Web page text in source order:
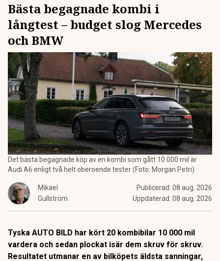
Bästa begagnade kombi i
långtest – budget slog Mercedes
och BMW
Det bästa begagnade köp av en kombi som gått 10 000 mil är
Audi A6 enligt två helt oberoende tester (Foto: Morgan Petri)
Mikael
Gullström
Publicerad: 08 aug. 2026
Uppdaterad: 08 aug. 2026
Tyska AUTO BILD har kört 20 kombibilar 10 000 mil
vardera och sedan plockat isär dem skruv för skruv.
Resultatet utmanar en av bilköpets äldsta sanningar,